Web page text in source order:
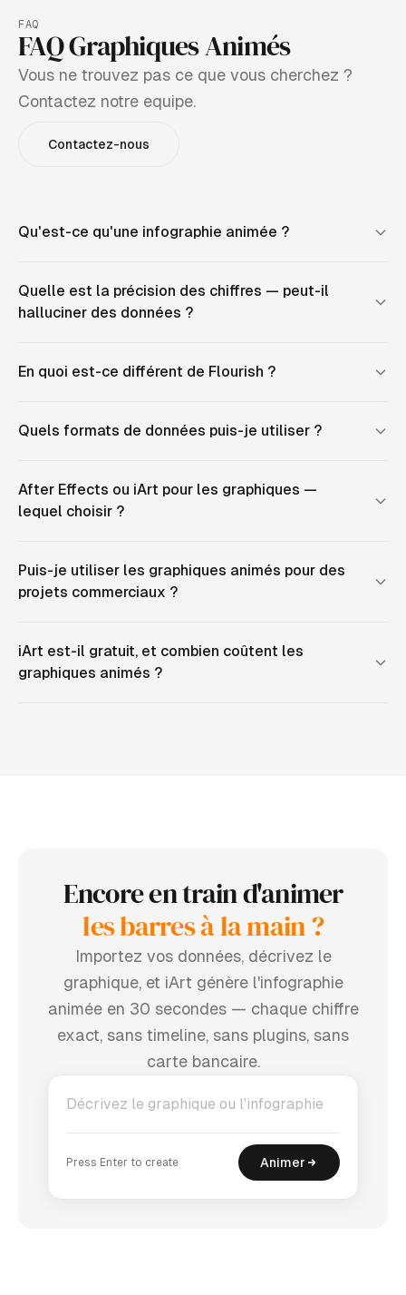
FAQ
FAQ Graphiques Animés
Vous ne trouvez pas ce que vous cherchez ?
Contactez notre equipe.
Contactez-nous
Qu'est-ce qu'une infographie animée ?
Quelle est la précision des chiffres — peut-il
halluciner des données ?
En quoi est-ce différent de Flourish ?
Quels formats de données puis-je utiliser ?
After Effects ou iArt pour les graphiques —
lequel choisir ?
Puis-je utiliser les graphiques animés pour des
projets commerciaux ?
iArt est-il gratuit, et combien coûtent les
graphiques animés ?
Encore en train d'animer
les barres à la main ?
Importez vos données, décrivez le
graphique, et iArt génère l'infographie
animée en 30 secondes — chaque chiffre
exact, sans timeline, sans plugins, sans
carte bancaire.
Press Enter to create Animer